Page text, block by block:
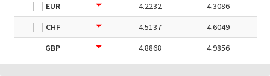
EUR
4.2232
4.3086
CHF
4.5137
4.6049
GBP
4.8868 4.9856